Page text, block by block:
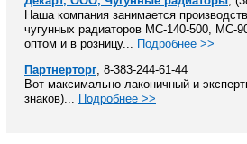
Наша компания занимается
чугунных радиаторов МС-140-500, МС-
оптом и в розницу... Подробнее >>
Партнерторг, 8-383-244-61-44
Вот максимально лаконичный и
знаков)... Подробнее >>